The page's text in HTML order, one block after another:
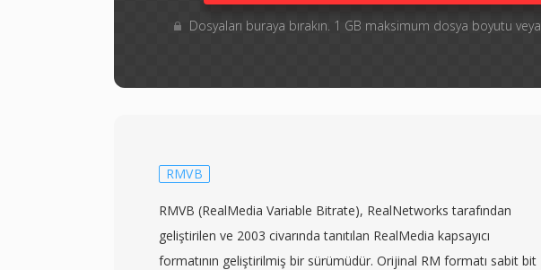
Dosyaları buraya bırakın. 1 GB maksimum dosya boyutu veya
RMVB
RMVB (RealMedia Variable Bitrate), RealNetworks tarafından
geliştirilen ve 2003 civarında tanıtılan RealMedia kapsayıcı
formatının geliştirilmiş bir sürümüdür. Orijinal RM formatı sabit bit